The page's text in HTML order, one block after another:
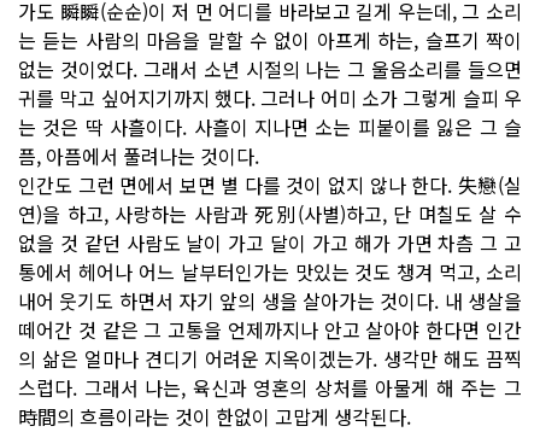
가도 瞬瞬(순순)이 저 먼 어디를 바라보고 길게 우는데, 그 소리
는 듣는 사람의 마음을 말할 수 없이 아프게 하는, 슬프기 짝이
없는 것이었다. 그래서 소년 시절의 나는 그 울음소리를 들으면
귀를 막고 싶어지기까지 했다. 그러나 어미 소가 그렇게 슬피 우
는 것은 딱 사흘이다. 사흘이 지나면 소는 피붙이를 잃은 그 슬
픔, 아픔에서 풀려나는 것이다.
인간도 그런 면에서 보면 별 다를 것이 없지 않나 한다. 失戀(실
연)을 하고, 사랑하는 사람과 死別(사별)하고, 단 며칠도 살 수
없을 것 같던 사람도 날이 가고 달이 가고 해가 가면 차츰 그 고
통에서 헤어나 어느 날부터인가는 맛있는 것도 챙겨 먹고, 소리
내어 웃기도 하면서 자기 앞의 생을 살아가는 것이다. 내 생살을
떼어간 것 같은 그 고통을 언제까지나 안고 살아야 한다면 인간
의 삶은 얼마나 견디기 어려운 지옥이겠는가. 생각만 해도 끔찍
스럽다. 그래서 나는, 육신과 영혼의 상처를 아물게 해 주는 그
時間의 흐름이라는 것이 한없이 고맙게 생각된다.